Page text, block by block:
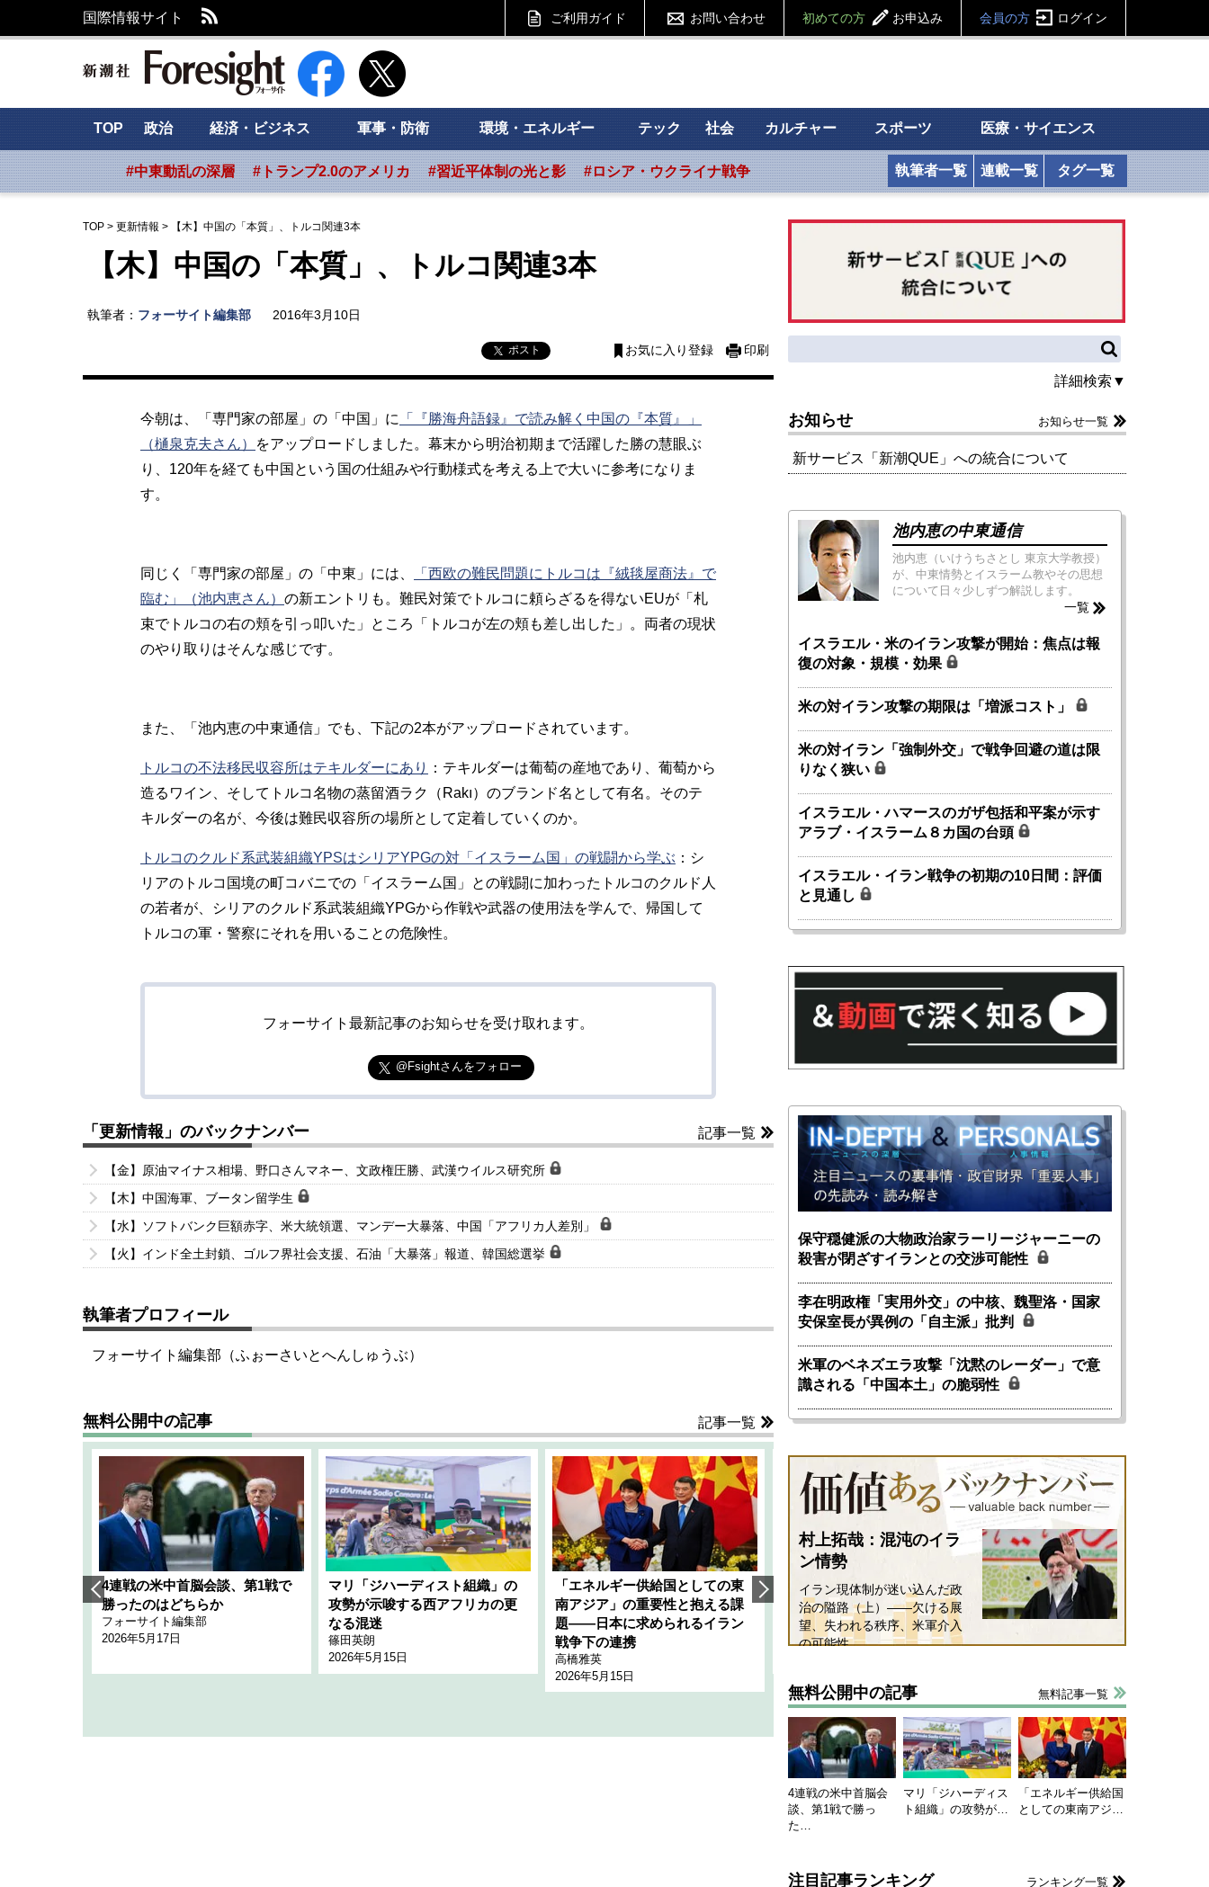
国際情報サイト ご利用ガイド お問い合わせ 初めての方 お申込み 会員の方 ログイン
新潮社 Foresight フォーサイト
TOP 政治 経済・ビジネス 軍事・防衛 環境・エネルギー テック 社会 カルチャー スポーツ 医療・サイエンス
#中東動乱の深層 #トランプ2.0のアメリカ #習近平体制の光と影 #ロシア・ウクライナ戦争 執筆者一覧 連載一覧 タグ一覧
TOP > 更新情報 > 【木】中国の「本質」、トルコ関連3本
【木】中国の「本質」、トルコ関連3本
執筆者： フォーサイト編集部 2016年3月10日
ポスト お気に入り登録 印刷
今朝は、「専門家の部屋」の「中国」に
「『勝海舟語録』で読み解く中国の『本質』」
（樋泉克夫さん）
をアップロードしました。幕末から明治初期まで活躍した勝の慧眼ぶ
り、120年を経ても中国という国の仕組みや行動様式を考える上で大いに参考になりま
す。
同じく「専門家の部屋」の「中東」には、
「西欧の難民問題にトルコは『絨毯屋商法』で
臨む」（池内恵さん） の新エントリも。難民対策でトルコに頼らざるを得ないEUが「札
束でトルコの右の頬を引っ叩いた」ところ「トルコが左の頬も差し出した」。両者の現状
のやり取りはそんな感じです。
また、「池内恵の中東通信」でも、下記の2本がアップロードされています。
トルコの不法移民収容所はテキルダーにあり
：テキルダーは葡萄の産地であり、葡萄から
造るワイン、そしてトルコ名物の蒸留酒ラク（Rakı）のブランド名として有名。そのテ
キルダーの名が、今後は難民収容所の場所として定着していくのか。
トルコのクルド系武装組織YPSはシリアYPGの対「イスラーム国」の戦闘から学ぶ ：シ
リアのトルコ国境の町コバニでの「イスラーム国」との戦闘に加わったトルコのクルド人
の若者が、シリアのクルド系武装組織YPGから作戦や武器の使用法を学んで、帰国して
トルコの軍・警察にそれを用いることの危険性。
フォーサイト最新記事のお知らせを受け取れます。
@Fsightさんをフォロー
「更新情報」のバックナンバー 記事一覧
【金】原油マイナス相場、野口さんマネー、文政権圧勝、武漢ウイルス研究所
【木】中国海軍、ブータン留学生
【水】ソフトバンク巨額赤字、米大統領選、マンデー大暴落、中国「アフリカ人差別」
【火】インド全土封鎖、ゴルフ界社会支援、石油「大暴落」報道、韓国総選挙
執筆者プロフィール
フォーサイト編集部（ふぉーさいとへんしゅうぶ）
無料公開中の記事 記事一覧
4連戦の米中首脳会談、第1戦で
勝ったのはどちらか
フォーサイト編集部
2026年5月17日
マリ「ジハーディスト組織」の
攻勢が示唆する西アフリカの更
なる混迷
篠田英朗
2026年5月15日
「エネルギー供給国としての東
南アジア」の重要性と抱える課
題――日本に求められるイラン
戦争下の連携
高橋雅英
2026年5月15日
韓国にも理解してほしい「極東
1905年体制」における日米韓安
全保障協力の意味
千々和泰明
ホルムズ海峡危機で加速したエ
ネルギー転換が「中国依存」に
行き着くリスク
詳細検索▼
お知らせ お知らせ一覧
新サービス「新潮QUE」への統合について
池内恵の中東通信
池内恵（いけうちさとし 東京大学教授）
が、中東情勢とイスラーム教やその思想
について日々少しずつ解説します。
一覧
イスラエル・米のイラン攻撃が開始：焦点は報
復の対象・規模・効果
米の対イラン攻撃の期限は「増派コスト」
米の対イラン「強制外交」で戦争回避の道は限
りなく狭い
イスラエル・ハマースのガザ包括和平案が示す
アラブ・イスラーム８カ国の台頭
イスラエル・イラン戦争の初期の10日間：評価
と見通し
保守穏健派の大物政治家ラーリージャーニーの
殺害が閉ざすイランとの交渉可能性
李在明政権「実用外交」の中核、魏聖洛・国家
安保室長が異例の「自主派」批判
米軍のベネズエラ攻撃「沈黙のレーダー」で意
識される「中国本土」の脆弱性
村上拓哉：混沌のイラ
ン情勢
イラン現体制が迷い込んだ政
治の隘路（上）――欠ける展
望、失われる秩序、米軍介入
の可能性
無料公開中の記事 無料記事一覧
4連戦の米中首脳会
談、第1戦で勝っ
た…
マリ「ジハーディス
ト組織」の攻勢が…
「エネルギー供給国
としての東南アジ…
注目記事ランキング ランキング一覧